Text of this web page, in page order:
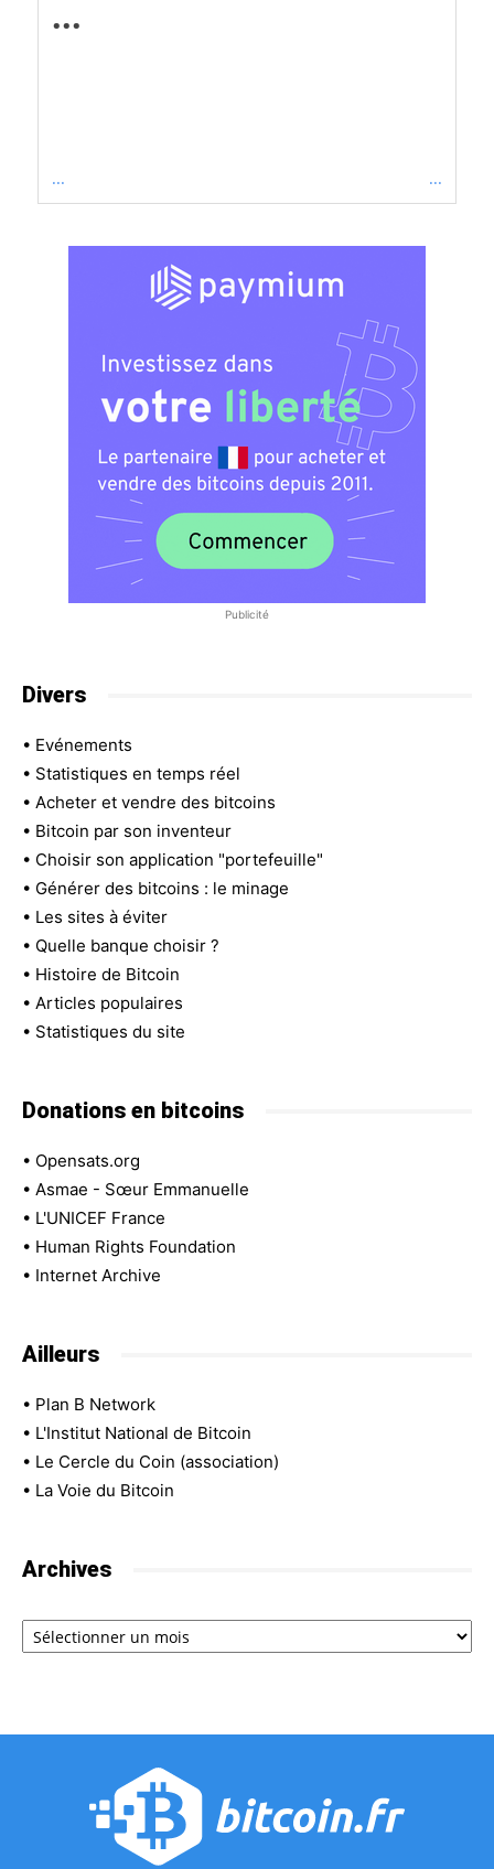
...
... ...
Publicité
Divers
• Evénements
• Statistiques en temps réel
• Acheter et vendre des bitcoins
• Bitcoin par son inventeur
• Choisir son application "portefeuille"
• Générer des bitcoins : le minage
• Les sites à éviter
• Quelle banque choisir ?
• Histoire de Bitcoin
• Articles populaires
• Statistiques du site
Donations en bitcoins
• Opensats.org
• Asmae - Sœur Emmanuelle
• L'UNICEF France
• Human Rights Foundation
• Internet Archive
Ailleurs
• Plan B Network
• L'Institut National de Bitcoin
• Le Cercle du Coin (association)
• La Voie du Bitcoin
Archives
Archives